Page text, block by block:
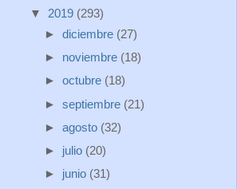
▼ 2019 (293)
► diciembre (27)
► noviembre (18)
► octubre (18)
► septiembre (21)
► agosto (32)
► julio (20)
► junio (31)